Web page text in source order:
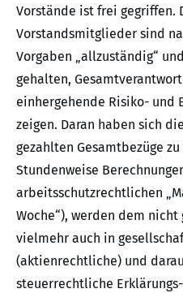
Vorstände ist frei gegriffen.
Vorstandsmitglieder sind
Vorgaben „allzuständig“
gehalten,
einhergehende Risiko- und
zeigen. Daran haben sich
gezahlten Gesamtbezüge
Stundenweise
arbeitsschutzrechtlichen
Woche“), werden dem
vielmehr auch in
(aktienrechtliche) und
steuerrechtliche